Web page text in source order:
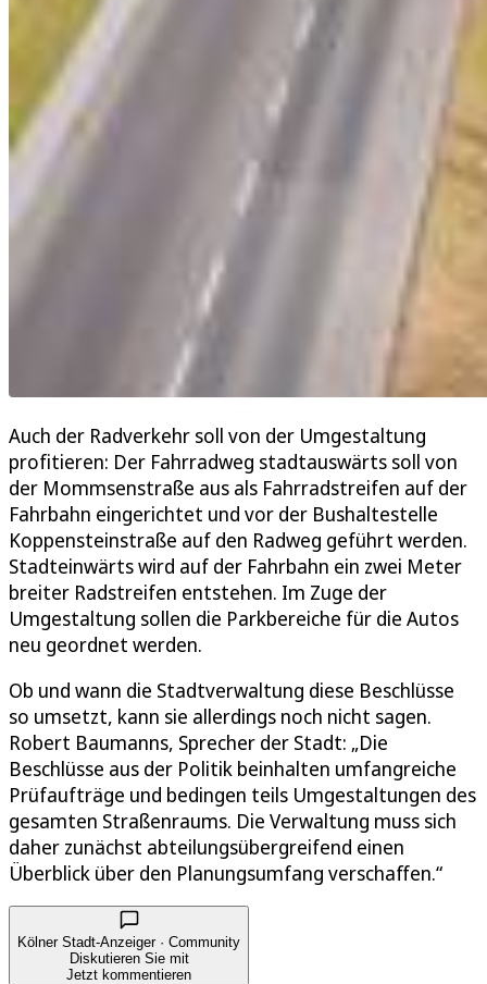
Auch der Radverkehr soll von der Umgestaltung
profitieren: Der Fahrradweg stadtauswärts soll von
der Mommsenstraße aus als Fahrradstreifen auf der
Fahrbahn eingerichtet und vor der Bushaltestelle
Koppensteinstraße auf den Radweg geführt werden.
Stadteinwärts wird auf der Fahrbahn ein zwei Meter
breiter Radstreifen entstehen. Im Zuge der
Umgestaltung sollen die Parkbereiche für die Autos
neu geordnet werden.
Ob und wann die Stadtverwaltung diese Beschlüsse
so umsetzt, kann sie allerdings noch nicht sagen.
Robert Baumanns, Sprecher der Stadt: „Die
Beschlüsse aus der Politik beinhalten umfangreiche
Prüfaufträge und bedingen teils Umgestaltungen des
gesamten Straßenraums. Die Verwaltung muss sich
daher zunächst abteilungsübergreifend einen
Überblick über den Planungsumfang verschaffen.“
Kölner Stadt-Anzeiger · Community
Diskutieren Sie mit
Jetzt kommentieren